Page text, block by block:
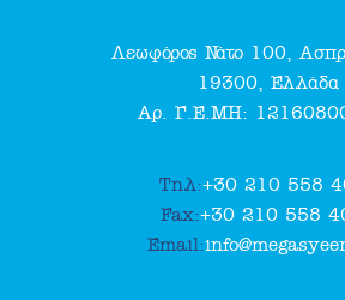
Λεωφόρος Νάτο 100,
19300, Ελλάδα
Αρ. Γ.Ε.ΜΗ:
Τηλ:+30 210 558
Fax:+30 210 558
Email: